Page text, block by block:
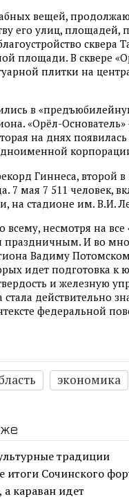
вещей,
его улиц,
сквера
площади. В сквере
плитки на
в
«Орёл-
на днях
Гиннеса, второй
7 мая 7 511 человек,
на стадионе им. В.И.
всему, несмотря на
И во
Вадиму
идет подготовка к
и железную
стала действительно
федеральной
экономика
традиции
итоги Сочинского
а караван идет